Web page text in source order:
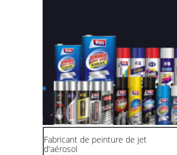
Fabricant de peinture de jet
d'aérosol